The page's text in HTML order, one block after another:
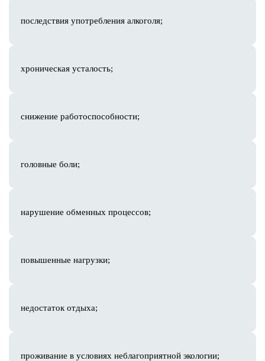
Лазерная эпиляция
Лазерная эпиляция для мужчин
Кислородное омоложение Geneo+
Удаление папилом
Лазерная блефаропластика
Лечение постакне
Пилинг PRX-T33
последствия употребления алкоголя;
хроническая усталость;
снижение работоспособности;
головные боли;
нарушение обменных процессов;
повышенные нагрузки;
недостаток отдыха;
проживание в условиях неблагоприятной экологии;